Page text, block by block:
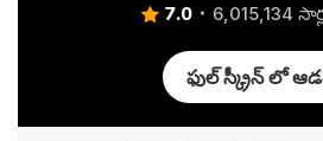
7.0 6,015,134
ఫుల్ స్క్రీన్ లో